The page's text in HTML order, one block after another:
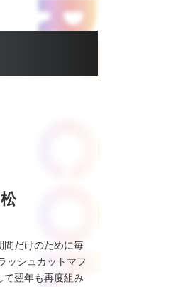
間だけのために毎
ッシュカットマフ
て翌年も再度組み